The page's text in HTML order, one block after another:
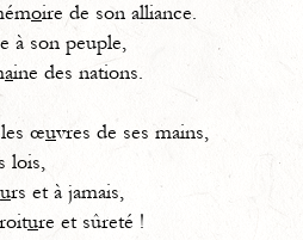
oire de son alliance.
à son peuple,
aine des nations.
les œuvres de ses mains,
lois,
urs et à jamais,
ure et sûreté !